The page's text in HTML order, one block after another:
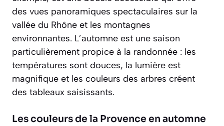
des vues panoramiques spectaculaires sur la
vallée du Rhône et les montagnes
environnantes. L’automne est une saison
particulièrement propice à la randonnée : les
températures sont douces, la lumière est
magnifique et les couleurs des arbres créent
des tableaux saisissants.
Les couleurs de la Provence en automne